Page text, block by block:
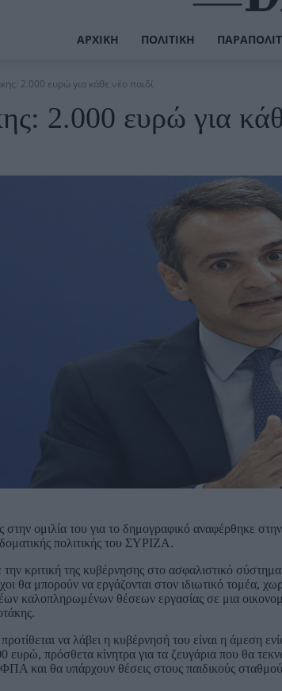
ΑΡΧΙΚΉ ΠΟΛΙΤΙΚΉ
2.000 ευρώ για κάθε νέο παιδί
2.000 ευρώ για
ομιλία του για το δημογραφικό αναφέρθηκε
πολιτικής του ΣΥΡΙΖΑ.
κριτική της κυβέρνησης στο ασφαλιστικό
θα μπορούν να εργάζονται στον ιδιωτικό τομέα,
καλοπληρωμένων θέσεων εργασίας σε μια
να λάβει η κυβέρνησή του είναι η άμεση
ευρώ, πρόσθετα κίνητρα για τα ζευγάρια που θα
και θα υπάρχουν θέσεις στους παιδικούς